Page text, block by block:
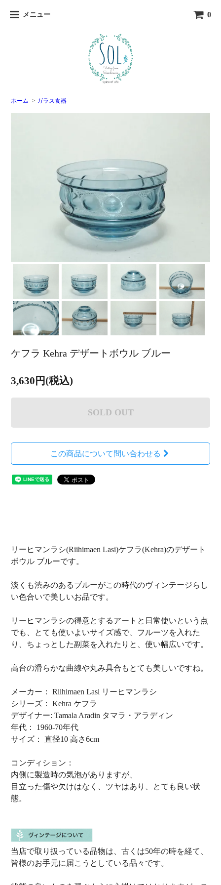
メニュー 0
ホーム > ガラス食器
ケフラ Kehra デザートボウル ブルー
3,630円(税込)
SOLD OUT
この商品について問い合わせる
リーヒマンラシ(Riihimaen Lasi)ケフラ(Kehra)のデザート
ボウル ブルーです。
淡くも渋みのあるブルーがこの時代のヴィンテージらし
い色合いで美しいお品です。
リーヒマンラシの得意とするアートと日常使いという点
でも、とても使いよいサイズ感で、フルーツを入れた
り、ちょっとした副菜を入れたりと、使い幅広いです。
高台の滑らかな曲線や丸み具合もとても美しいですね。
メーカー： Riihimaen Lasi リーヒマンラシ
シリーズ： Kehra ケフラ
デザイナー: Tamala Aradin タマラ・アラディン
年代： 1960-70年代
サイズ： 直径10 高さ6cm
コンディション：
内側に製造時の気泡がありますが、
目立った傷や欠けはなく、ツヤはあり、とても良い状
態。
当店で取り扱っている品物は、古くは50年の時を経て、
皆様のお手元に届こうとしている品々です。